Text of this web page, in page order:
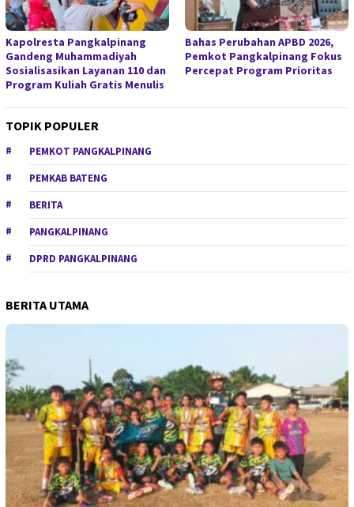
Kapolresta Pangkalpinang
Gandeng Muhammadiyah
Sosialisasikan Layanan 110 dan
Program Kuliah Gratis Menulis
Bahas Perubahan APBD 2026,
Pemkot Pangkalpinang Fokus
Percepat Program Prioritas
TOPIK POPULER
PEMKOT PANGKALPINANG
PEMKAB BATENG
BERITA
PANGKALPINANG
DPRD PANGKALPINANG
BERITA UTAMA